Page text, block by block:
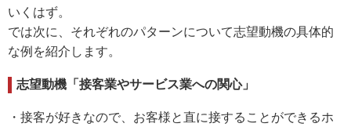
いくはず。
では次に、それぞれのパターンについて志望動機の具体的
な例を紹介します。
志望動機「接客業やサービス業への関心」
・接客が好きなので、お客様と直に接することができるホ